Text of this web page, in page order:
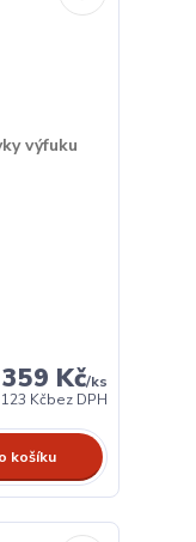
Kč/ks
Kčbez DPH
košíku